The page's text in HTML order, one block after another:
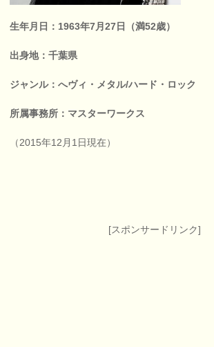
生年月日：1963年7月27日（満52歳）
出身地：千葉県
ジャンル：へヴィ・メタル/ハード・ロック
所属事務所：マスターワークス
（2015年12月1日現在）
[スポンサードリンク]